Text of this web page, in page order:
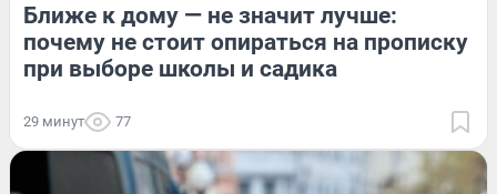
Ближе к дому — не значит лучше:
почему не стоит опираться на прописку
при выборе школы и садика
29 минут 77